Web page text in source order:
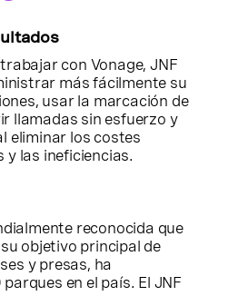
con Vonage, JNF
más fácilmente su
usar la marcación de
llamadas sin esfuerzo y
eliminar los costes
y las ineficiencias.
reconocida que
objetivo principal de
y presas, ha
en el país. El JNF